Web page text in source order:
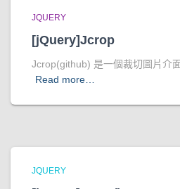
JQUERY
[jQuery]Jcrop
Jcrop(github) 是一個裁切圖片介
Read more…
JQUERY